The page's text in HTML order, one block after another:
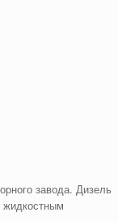
завода. Дизель
жидкостным